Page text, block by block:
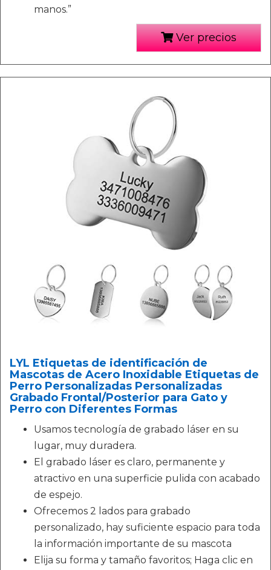
manos.”
Ver precios
LYL Etiquetas de identificación de
Mascotas de Acero Inoxidable Etiquetas de
Perro Personalizadas Personalizadas
Grabado Frontal/Posterior para Gato y
Perro con Diferentes Formas
Usamos tecnología de grabado láser en su
lugar, muy duradera.
El grabado láser es claro, permanente y
atractivo en una superficie pulida con acabado
de espejo.
Ofrecemos 2 lados para grabado
personalizado, hay suficiente espacio para toda
la información importante de su mascota
Elija su forma y tamaño favoritos; Haga clic en